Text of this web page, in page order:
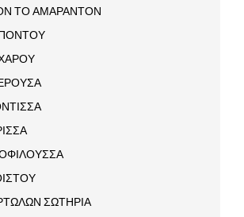
ΤΟ ΑΜΑΡΑΝΤΟΝ
ΣΩΤΗΡΙΑ